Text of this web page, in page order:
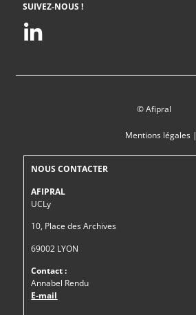
SUIVEZ-NOUS !
© Afipral
Mentions légales|
NOUS CONTACTER
AFIPRAL
UCLy
10, Place des Archives
69002 LYON
Contact :
Annabel Rendu
E-mail